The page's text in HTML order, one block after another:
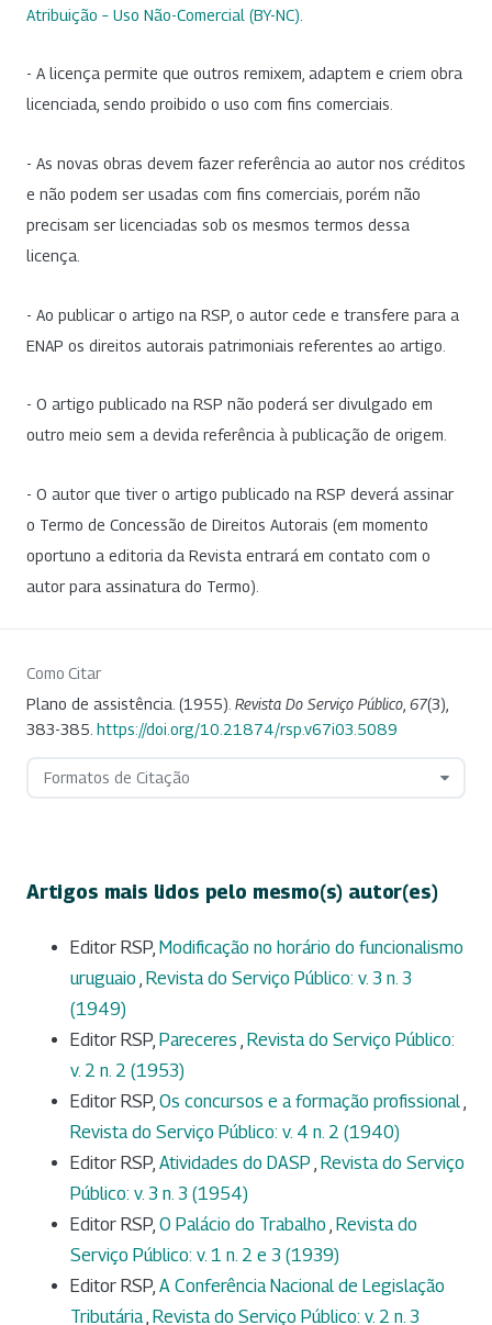
Atribuição – Uso Não-Comercial (BY-NC)
- A licença permite que outros remixem, adaptem e criem obra
licenciada, sendo proibido o uso com fins comerciais.
- As novas obras devem fazer referência ao autor nos créditos
e não podem ser usadas com fins comerciais, porém não
precisam ser licenciadas sob os mesmos termos dessa
licença.
- Ao publicar o artigo na RSP, o autor cede e transfere para a
ENAP os direitos autorais patrimoniais referentes ao artigo.
- O artigo publicado na RSP não poderá ser divulgado em
outro meio sem a devida referência à publicação de origem.
- O autor que tiver o artigo publicado na RSP deverá assinar
o Termo de Concessão de Direitos Autorais (em momento
oportuno a editoria da Revista entrará em contato com o
autor para assinatura do Termo).
Como Citar
Plano de assistência. (1955). Revista Do Serviço Público 67(3),
383-385. https://doi.org/10.21874/rsp.v67i03.5089
Formatos de Citação
Artigos mais lidos pelo mesmo(s) autor(es)
Editor RSP, Modificação no horário do funcionalismo
uruguaio , Revista do Serviço Público: v. 3 n. 3
(1949)
Editor RSP, Pareceres , Revista do Serviço Público:
v. 2 n. 2 (1953)
Editor RSP, Os concursos e a formação profissional,
Revista do Serviço Público: v. 4 n. 2 (1940)
Editor RSP, Atividades do DASP , Revista do Serviço
Público: v. 3 n. 3 (1954)
Editor RSP, O Palácio do Trabalho , Revista do
Serviço Público: v. 1 n. 2 e 3 (1939)
Editor RSP, A Conferência Nacional de Legislação
Tributária, Revista do Serviço Público: v. 2 n. 3